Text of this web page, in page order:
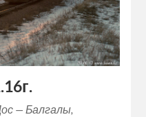
— Балгалы,